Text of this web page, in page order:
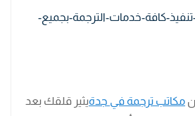
مكاتب ترجمة في جدةيثير قلقك بعد